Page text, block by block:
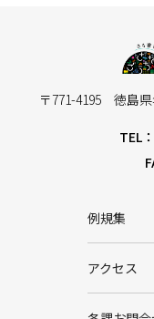
〒771-4195 徳島
TEL
例規集
アクセス